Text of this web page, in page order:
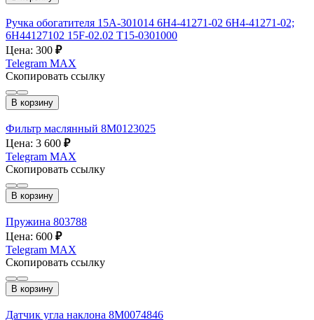
Ручка обогатителя 15A-301014 6Н4-41271-02 6H4-41271-02;
6H44127102 15F-02.02 T15-0301000
Цена: 300 ₽
Telegram MAX
Скопировать ссылку
В корзину
Фильтр маслянный 8M0123025
Цена: 3 600 ₽
Telegram MAX
Скопировать ссылку
В корзину
Пружина 803788
Цена: 600 ₽
Telegram MAX
Скопировать ссылку
В корзину
Датчик угла наклона 8М0074846